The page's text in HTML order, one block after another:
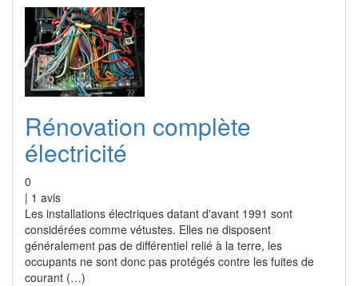
Rénovation complète
électricité
0
| 1 avis
Les installations électriques datant d'avant 1991 sont
considérées comme vétustes. Elles ne disposent
généralement pas de différentiel relié à la terre, les
occupants ne sont donc pas protégés contre les fuites de
courant (…)